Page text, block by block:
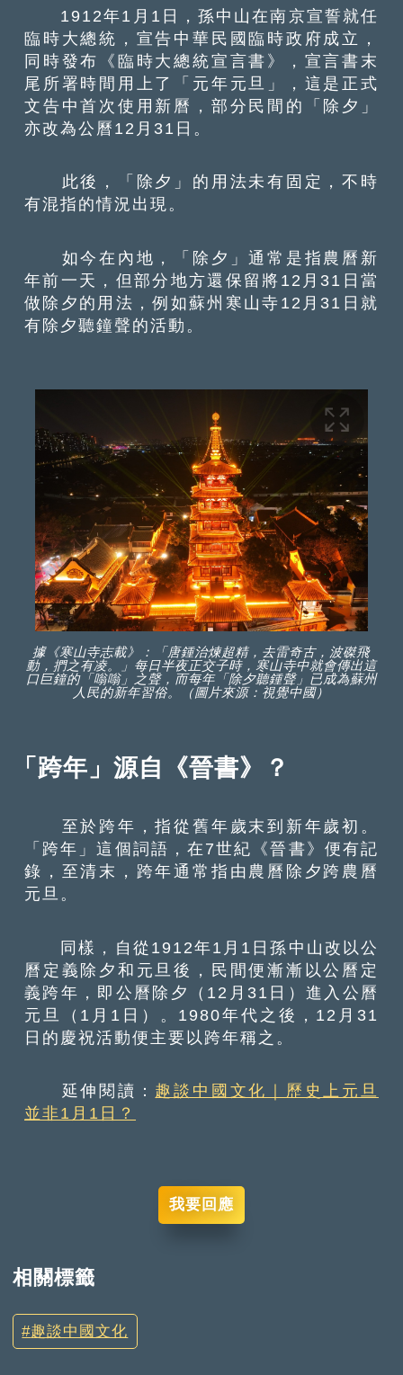
1912年1月1日，孫中山在南京宣誓就任
臨時大總統，宣告中華民國臨時政府成立，
同時發布《臨時大總統宣言書》，宣言書末
尾所署時間用上了「元年元旦」，這是正式
文告中首次使用新曆，部分民間的「除夕」
亦改為公曆12月31日。
此後，「除夕」的用法未有固定，不時
有混指的情況出現。
如今在內地，「除夕」通常是指農曆新
年前一天，但部分地方還保留將12月31日當
做除夕的用法，例如蘇州寒山寺12月31日就
有除夕聽鐘聲的活動。
據《寒山寺志載》：「唐鍾治煉超精，去雷奇古，波磔飛
動，捫之有凌。」每日半夜正交子時，寒山寺中就會傳出這
口巨鐘的「嗡嗡」之聲，而每年「除夕聽鍾聲」已成為蘇州
人民的新年習俗。（圖片來源：視覺中國）
「跨年」源自《晉書》？
至於跨年，指從舊年歲末到新年歲初。
「跨年」這個詞語，在7世紀《晉書》便有記
錄，至清末，跨年通常指由農曆除夕跨農曆
元旦。
同樣，自從1912年1月1日孫中山改以公
曆定義除夕和元旦後，民間便漸漸以公曆定
義跨年，即公曆除夕（12月31日）進入公曆
元旦（1月1日）。1980年代之後，12月31
日的慶祝活動便主要以跨年稱之。
延伸閱讀： 趣談中國文化｜歷史上元旦
並非1月1日？
我要回應
相關標籤
趣談中國文化